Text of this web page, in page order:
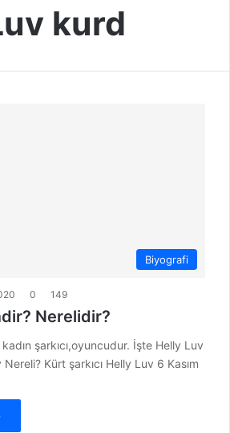
kurd
Biyografi
0 149
Nerelidir?
kadın şarkıcı,oyuncudur. İşte Helly Luv
Kürt şarkıcı Helly Luv 6 Kasım